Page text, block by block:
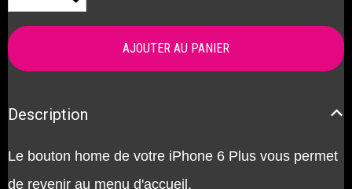
Description
Le bouton home de votre iPhone 6 Plus vous permet
de revenir au menu d'accueil.